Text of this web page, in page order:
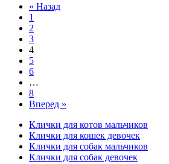
« Назад
1
2
3
4
5
6
…
8
Вперед »
Клички для котов мальчиков
Клички для кошек девочек
Клички для собак мальчиков
Клички для собак девочек